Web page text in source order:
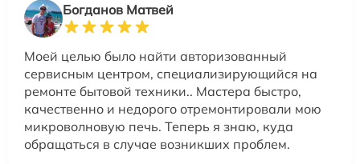
Богданов Матвей
Моей целью было найти авторизованный
сервисным центром, специализирующийся на
ремонте бытовой техники.. Мастера быстро,
качественно и недорого отремонтировали мою
микроволновую печь. Теперь я знаю, куда
обращаться в случае возникших проблем.